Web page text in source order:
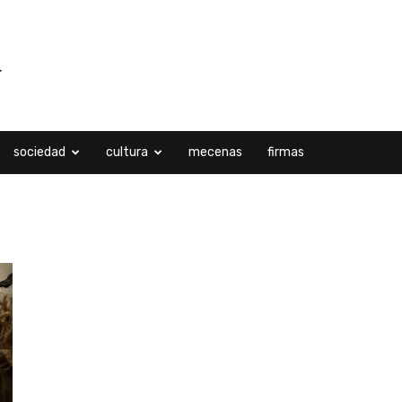
sociedad cultura mecenas firmas